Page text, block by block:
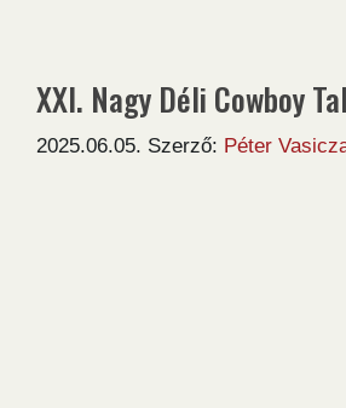
XXI. Nagy Déli Cowboy
2025.06.05. Szerző: Péter